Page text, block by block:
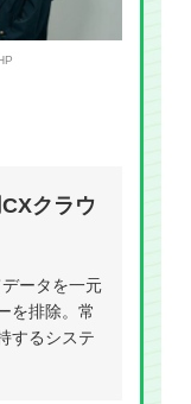
クラウ
ータを一元
を排除。常
するシステ